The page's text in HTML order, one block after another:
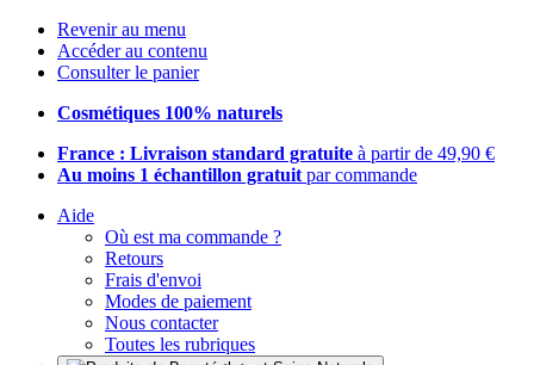
Revenir au menu
Accéder au contenu
Consulter le panier
Cosmétiques 100% naturels
France : Livraison standard gratuite à partir de 49,90 €
Au moins 1 échantillon gratuit par commande
Aide
Où est ma commande ?
Retours
Frais d'envoi
Modes de paiement
Nous contacter
Toutes les rubriques